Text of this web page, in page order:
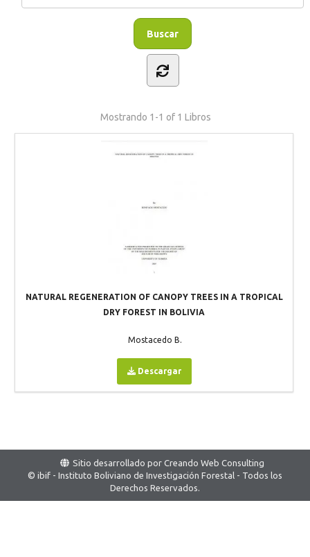
Mostrando 1-1 of 1 Libros
NATURAL REGENERATION OF CANOPY TREES IN A TROPICAL
DRY FOREST IN BOLIVIA
Mostacedo B.
Descargar
Sitio desarrollado por Creando Web Consulting
© ibif - Instituto Boliviano de Investigación Forestal - Todos los
Derechos Reservados.